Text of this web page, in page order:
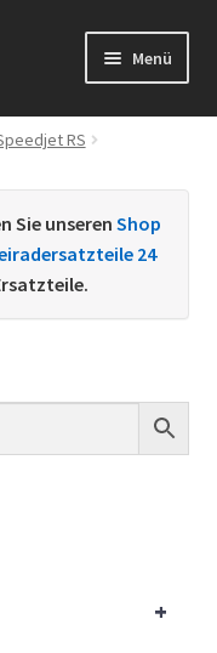
Menü
RS
Sie unseren Shop
24
+